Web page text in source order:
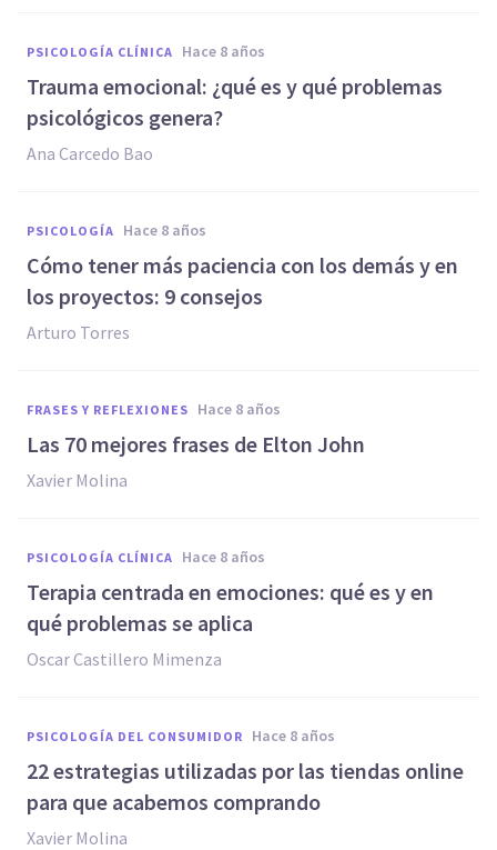
PSICOLOGÍA CLÍNICA hace 8 años
Trauma emocional: ¿qué es y qué problemas
psicológicos genera?
Ana Carcedo Bao
PSICOLOGÍA hace 8 años
Cómo tener más paciencia con los demás y en
los proyectos: 9 consejos
Arturo Torres
FRASES Y REFLEXIONES hace 8 años
Las 70 mejores frases de Elton John
Xavier Molina
PSICOLOGÍA CLÍNICA hace 8 años
Terapia centrada en emociones: qué es y en
qué problemas se aplica
Oscar Castillero Mimenza
PSICOLOGÍA DEL CONSUMIDOR hace 8 años
22 estrategias utilizadas por las tiendas online
para que acabemos comprando
Xavier Molina